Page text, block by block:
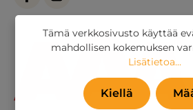
Tämä verkkosivusto käyttää
mahdollisen kokemuksen
Lisätietoa...
Kiellä